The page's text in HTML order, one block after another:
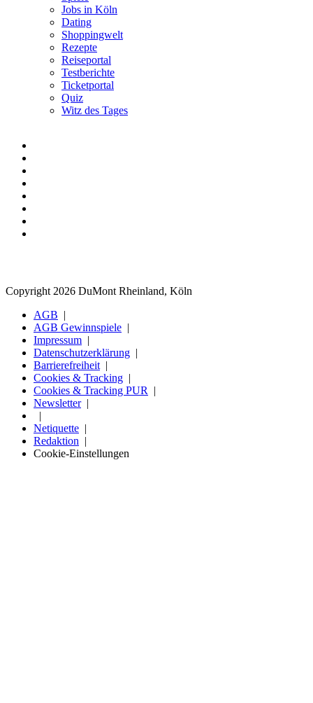
Jobs in Köln
Dating
Shoppingwelt
Rezepte
Reiseportal
Testberichte
Ticketportal
Quiz
Witz des Tages
Copyright 2026 DuMont Rheinland, Köln
AGB
AGB Gewinnspiele
Impressum
Datenschutzerklärung
Barrierefreiheit
Cookies & Tracking
Cookies & Tracking PUR
Newsletter
Netiquette
Redaktion
Cookie-Einstellungen